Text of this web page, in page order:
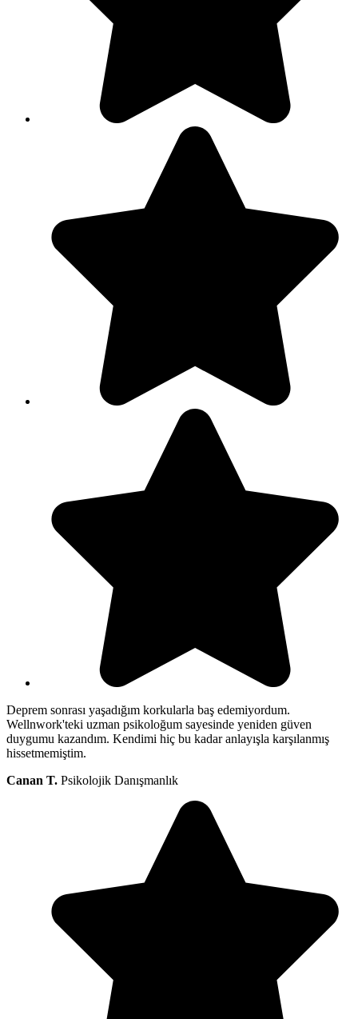
Deprem sonrası yaşadığım korkularla baş edemiyordum.
Wellnwork'teki uzman psikoloğum sayesinde yeniden güven
duygumu kazandım. Kendimi hiç bu kadar anlayışla karşılanmış
hissetmemiştim.
Canan T. Psikolojik Danışmanlık